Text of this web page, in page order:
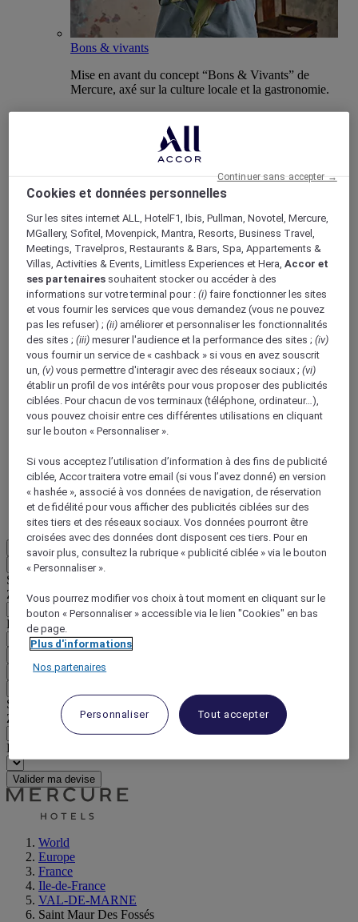
Bons & vivants
Mise en avant du concept “Bons & Vivants” de
Mercure, axé sur la culture locale et la gastronomie.
Programme de fidélité
Découvrir le programme
Abonnements ALL Accor+
ALL Accor+ Voyager
+30 marques
DÉCOUVRIR
Plus
Retour
Sélectionnez votre zone et votre langue ci-dessous
Zone géographique
Pays/Région - Langue
EUR (€)
Sélectionnez votre devise ci-dessous
Zone géographique
Devise
Valider ma devise
World
Europe
France
Ile-de-France
VAL-DE-MARNE
Saint Maur Des Fossés
Cookies et données personnelles
Sur les sites internet ALL, HotelF1, Ibis, Pullman, Novotel, Mercure,
MGallery, Sofitel, Movenpick, Mantra, Resorts, Business Travel,
Meetings, Travelpros, Restaurants & Bars, Spa, Appartements &
Villas, Activities & Events, Limitless Experiences et Hera,Accor et
ses partenaires souhaitent stocker ou accéder à des
informations sur votre terminal pour :(i) faire fonctionner les sites
et vous fournir les services que vous demandez (vous ne pouvez
pas les refuser) ;(ii) améliorer et personnaliser les fonctionnalités
des sites ;(iii) mesurer l'audience et la performance des sites ;(iv)
vous fournir un service de « cashback » si vous en avez souscrit
un,(v) vous permettre d'interagir avec des réseaux sociaux ;(vi)
établir un profil de vos intérêts pour vous proposer des publicités
ciblées. Pour chacun de vos terminaux (téléphone, ordinateur…),
vous pouvez choisir entre ces différentes utilisations en cliquant
sur le bouton « Personnaliser ».
Si vous acceptez l’utilisation d’information à des fins de publicité
ciblée, Accor traitera votre email (si vous l’avez donné) en version
« hashée », associé à vos données de navigation, de réservation
et de fidélité pour vous afficher des publicités ciblées sur des
sites tiers et des réseaux sociaux. Vos données pourront être
croisées avec des données dont disposent ces tiers. Pour en
savoir plus, consultez la rubrique « publicité ciblée » via le bouton
« Personnaliser ».
Vous pourrez modifier vos choix à tout moment en cliquant sur le
bouton « Personnaliser » accessible via le lien "Cookies" en bas
de page.
Plus d'informations
Nos partenaires
Personnaliser Tout accepter
Continuer sans accepter →